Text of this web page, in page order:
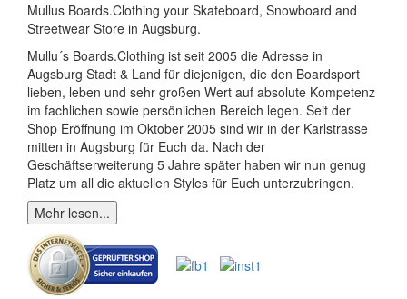
Mullus Boards.Clothing your Skateboard, Snowboard and
Streetwear Store in Augsburg.
Mullu´s Boards.Clothing ist seit 2005 die Adresse in
Augsburg Stadt & Land für diejenigen, die den Boardsport
lieben, leben und sehr großen Wert auf absolute Kompetenz
im fachlichen sowie persönlichen Bereich legen. Seit der
Shop Eröffnung im Oktober 2005 sind wir in der Karlstrasse
mitten in Augsburg für Euch da. Nach der
Geschäftserweiterung 5 Jahre später haben wir nun genug
Platz um all die aktuellen Styles für Euch unterzubringen.
Mehr lesen...